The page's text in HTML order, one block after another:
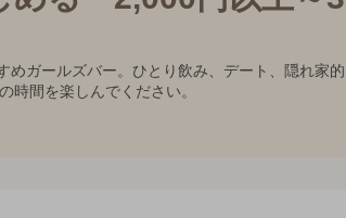
ガールズバー。ひとり飲み、デート、隠れ家
時間を楽しんでください。